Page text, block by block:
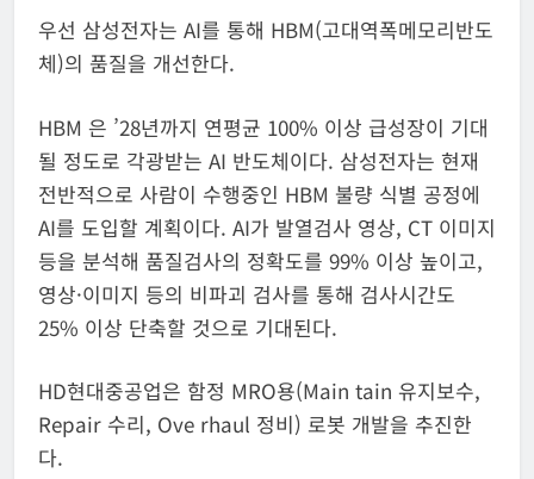
우선 삼성전자는 AI를 통해 HBM(고대역폭메모리반도
체)의 품질을 개선한다.
HBM 은 ’28년까지 연평균 100% 이상 급성장이 기대
될 정도로 각광받는 AI 반도체이다. 삼성전자는 현재
전반적으로 사람이 수행중인 HBM 불량 식별 공정에
AI를 도입할 계획이다. AI가 발열검사 영상, CT 이미지
등을 분석해 품질검사의 정확도를 99% 이상 높이고,
영상·이미지 등의 비파괴 검사를 통해 검사시간도
25% 이상 단축할 것으로 기대된다.
HD현대중공업은 함정 MRO용(Main tain 유지보수,
Repair 수리, Ove rhaul 정비) 로봇 개발을 추진한
다.